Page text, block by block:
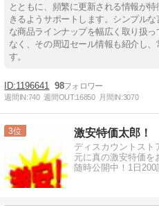
とともに、頻繁に更新される情報が
きるようサポートします。シンプル
な商品ラインナップを幅広く取り扱
なく、その周辺セール情報も紹介し
す。
1196641 98
週間IN:740 週間OUT:16850 月間IN:3070
3 激安特価太郎！
ディスカウントスト
元に真の激安特価を
随時公開中！1日